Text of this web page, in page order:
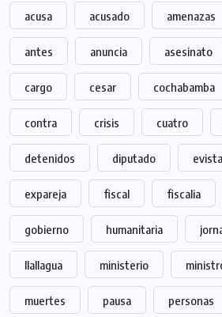
acusa acusado amenazas
antes anuncia asesinato
cargo cesar cochabamba
contra crisis cuatro
detenidos diputado
expareja fiscal fiscalia
gobierno humanitaria
llallagua ministerio
muertes pausa personas